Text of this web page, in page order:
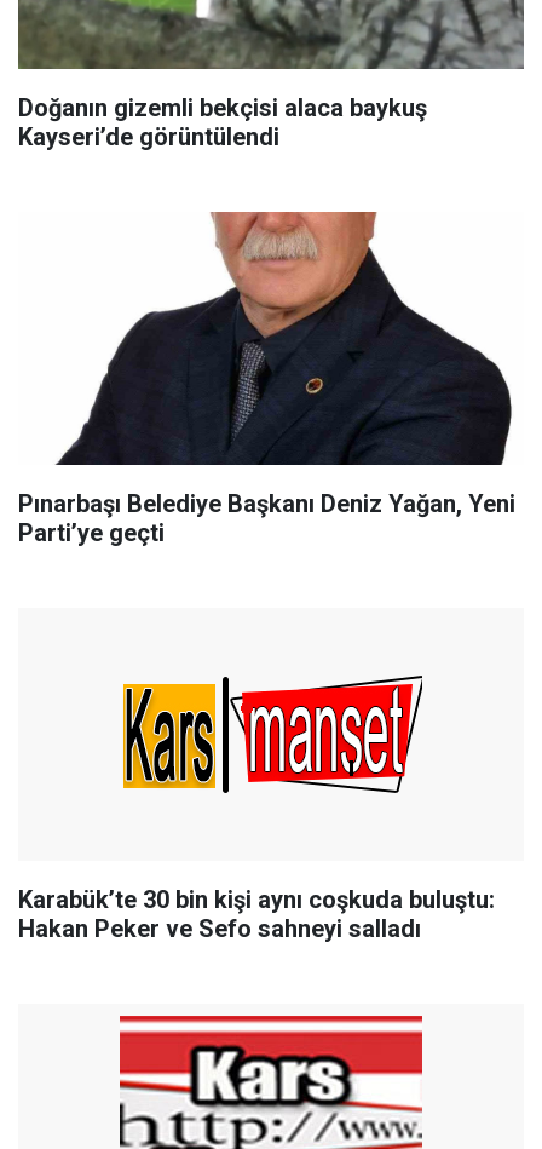
Doğanın gizemli bekçisi alaca baykuş
Kayseri’de görüntülendi
Pınarbaşı Belediye Başkanı Deniz Yağan, Yeni
Parti’ye geçti
Karabük’te 30 bin kişi aynı coşkuda buluştu:
Hakan Peker ve Sefo sahneyi salladı